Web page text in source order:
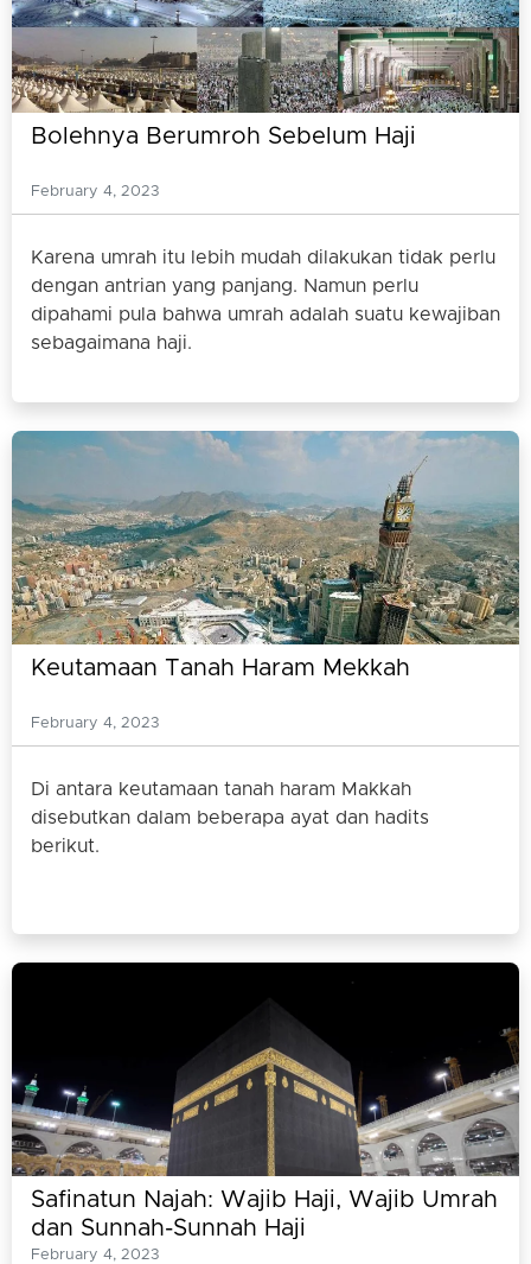
Bolehnya Berumroh Sebelum Haji
February 4, 2023
Karena umrah itu lebih mudah dilakukan tidak perlu
dengan antrian yang panjang. Namun perlu
dipahami pula bahwa umrah adalah suatu kewajiban
sebagaimana haji.
Keutamaan Tanah Haram Mekkah
February 4, 2023
Di antara keutamaan tanah haram Makkah
disebutkan dalam beberapa ayat dan hadits
berikut.
Safinatun Najah: Wajib Haji, Wajib Umrah
dan Sunnah-Sunnah Haji
February 4, 2023